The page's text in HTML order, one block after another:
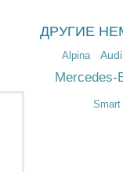
ДРУГИЕ
Alpina Audi
Mercedes-
Smart